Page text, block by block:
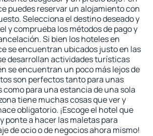
puedes reservar un alojamiento con
Selecciona el destino deseado y
y comprueba los métodos de pago y
Si bien los hoteles en
se encuentran ubicados justo en las
desarrollan actividades turísticas
se encuentran un poco más lejos de
son perfectos tanto para unas
para una estancia de una sola
tiene muchas cosas que ver y
obligatorio. ¡Escoge el hotel que
ponte a hacer las maletas para
de ocio o de negocios ahora mismo!